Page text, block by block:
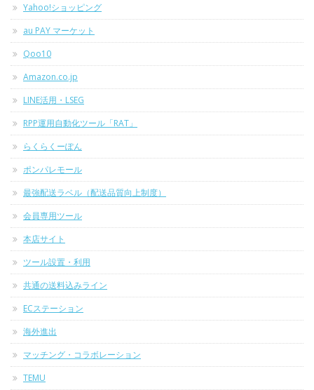
Yahoo!ショッピング
au PAY マーケット
Qoo10
Amazon.co.jp
LINE活用・LSEG
RPP運用自動化ツール「RAT」
らくらくーぽん
ポンパレモール
最強配送ラベル（配送品質向上制度）
会員専用ツール
本店サイト
ツール設置・利用
共通の送料込みライン
ECステーション
海外進出
マッチング・コラボレーション
TEMU